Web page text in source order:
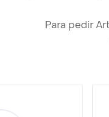
Para pedir